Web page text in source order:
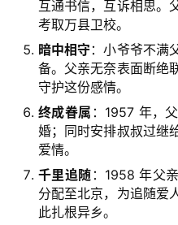
互通书信，互诉相思。
考取万县卫校。
暗中相守：小爷爷不满
备。父亲无奈表面断绝
守护这份感情。
终成眷属 ：1957 年，
婚；同时安排叔叔过继
爱情。
千里追随 ：1958 年父
分配至北京，为追随爱
此扎根异乡。